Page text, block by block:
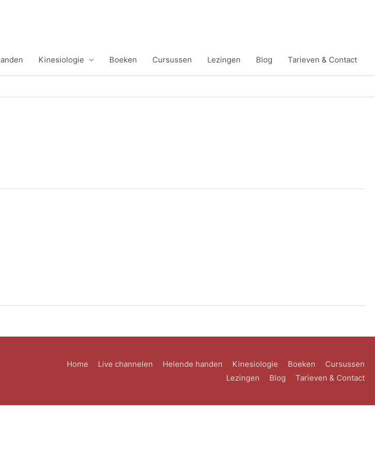
Kinesiologie Boeken Cursussen Lezingen Blog Tarieven & Contact
Home Live channelen Helende handen Kinesiologie Boeken
Cursussen
Lezingen
Blog Tarieven & Contact